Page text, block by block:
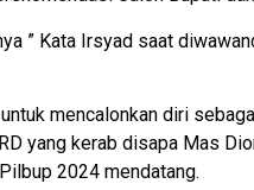
” Kata Irsyad saat
mencalonkan diri
yang kerab disapa Mas
2024 mendatang.